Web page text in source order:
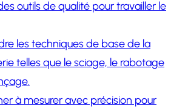
outils de qualité pour travailler le
les techniques de base de la
telles que le sciage, le rabotage
à mesurer avec précision pour